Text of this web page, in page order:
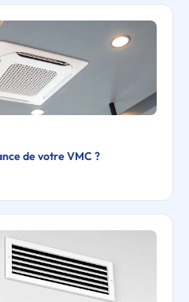
de votre VMC ?